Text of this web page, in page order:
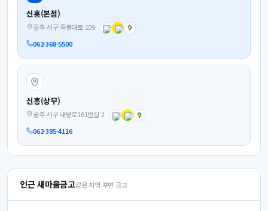
신흥(본점)
광주 서구 죽봉대로 109
062-368-5500
신흥(상무)
광주 서구 내방로161번길 2
062-385-4116
인근 새마을금고같은 지역 주변 금고